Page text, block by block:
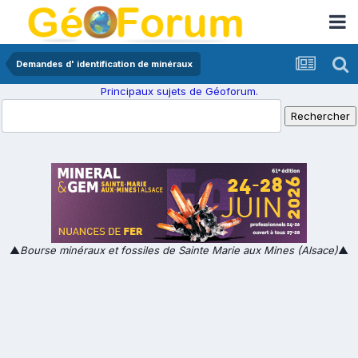
Demandes d' identification de minéraux
Principaux sujets de Géoforum.
▲Bourse minéraux et fossiles de Sainte Marie aux Mines (Alsace)▲